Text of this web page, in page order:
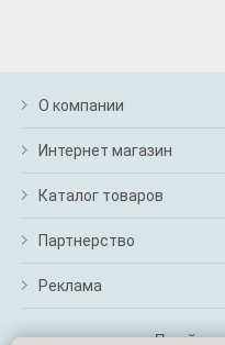
О компании
Интернет магазин
Каталог товаров
Партнерство
Реклама
Перейти